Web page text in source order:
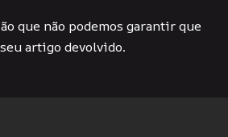
que não podemos garantir que
artigo devolvido.